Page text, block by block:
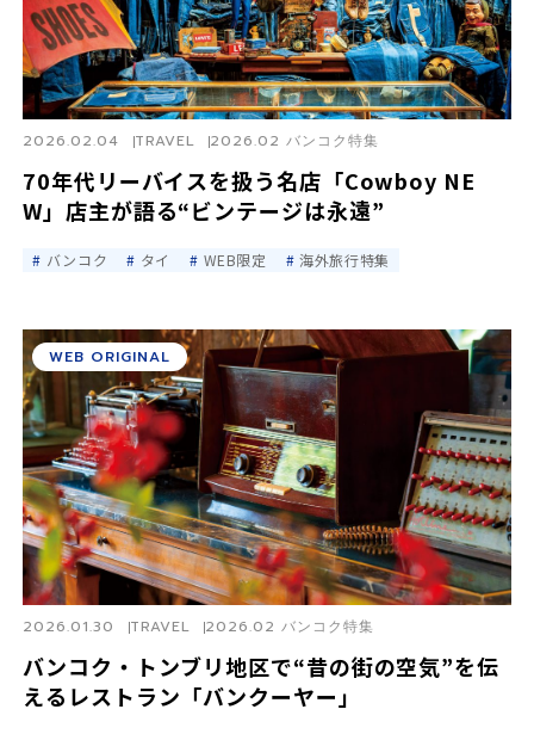
70年代リーバイスを扱う名店「Cowboy NE
W」店主が語る“ビンテージは永遠”
2026.02.04 TRAVEL 2026.02 バンコク特集
バンコク タイ WEB限定 海外旅行特集
バンコク・トンブリ地区で“昔の街の空気”を伝
えるレストラン「バンクーヤー」
2026.01.30 TRAVEL 2026.02 バンコク特集
WEB ORIGINAL